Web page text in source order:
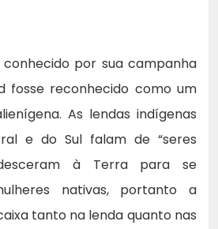
por sua campanha
fosse reconhecido como um
As lendas indígenas
e do Sul falam de “seres
à Terra para se
nativas, portanto a
tanto na lenda quanto nas